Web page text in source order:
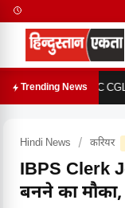
Trending NewsSSC CGL
Hindi News / करियर
IBPS Clerk
बनने का